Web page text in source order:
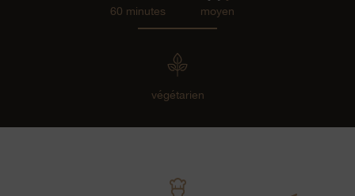
60 minutes moyen
végétarien